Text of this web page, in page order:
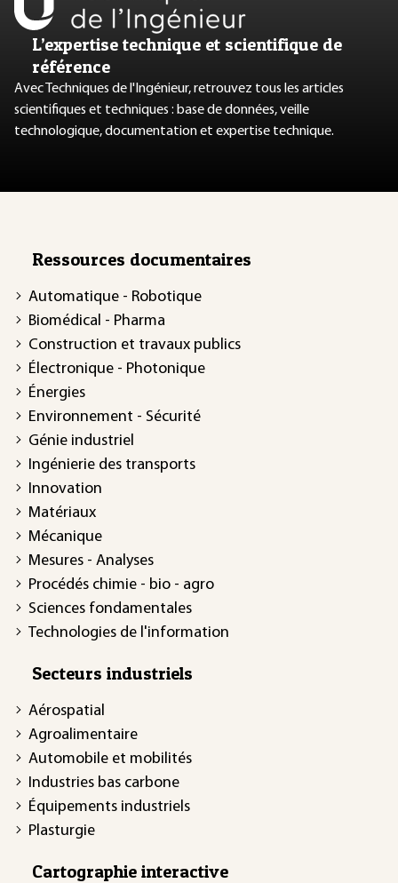
L’expertise technique et scientifique de
référence
Avec Techniques de l'Ingénieur, retrouvez tous les articles
scientifiques et techniques : base de données, veille
technologique, documentation et expertise technique.
Ressources documentaires
Automatique - Robotique
Biomédical - Pharma
Construction et travaux publics
Électronique - Photonique
Énergies
Environnement - Sécurité
Génie industriel
Ingénierie des transports
Innovation
Matériaux
Mécanique
Mesures - Analyses
Procédés chimie - bio - agro
Sciences fondamentales
Technologies de l'information
Secteurs industriels
Aérospatial
Agroalimentaire
Automobile et mobilités
Industries bas carbone
Équipements industriels
Plasturgie
Cartographie interactive